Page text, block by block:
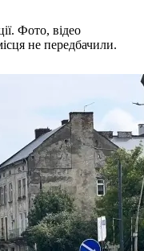
Фото, відео
не передбачили.